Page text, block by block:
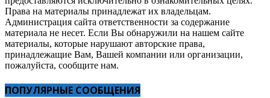
Права на материалы принадлежат их владельцам.
Администрация сайта ответственности за содержание
материала не несет. Если Вы обнаружили на нашем сайте
материалы, которые нарушают авторские права,
принадлежащие Вам, Вашей компании или организации,
пожалуйста, сообщите нам.
ПОПУЛЯРНЫЕ СООБЩЕНИЯ